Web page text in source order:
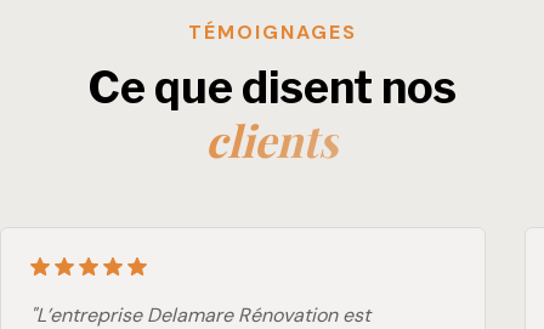
TÉMOIGNAGES
Ce que disent nos
clients
"L’entreprise Delamare Rénovation est